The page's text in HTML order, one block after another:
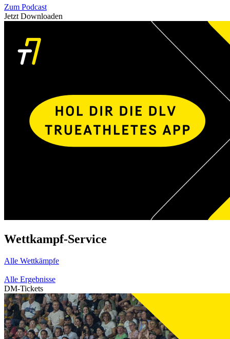
Zum Podcast
Jetzt Downloaden
Wettkampf-Service
Alle Wettkämpfe
Alle Ergebnisse
DM-Tickets